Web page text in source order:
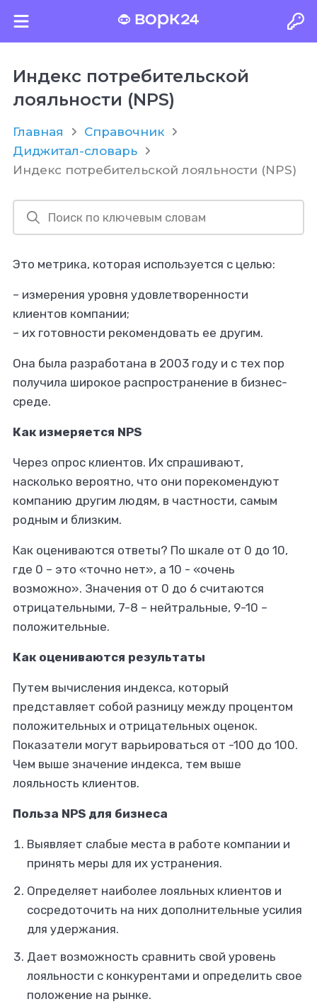
Индекс потребительской
лояльности (NPS)
Главная
Справочник
Диджитал-словарь
Индекс потребительской лояльности (NPS)
Это метрика, которая используется с целью:
– измерения уровня удовлетворенности
клиентов компании;
– их готовности рекомендовать ее другим.
Она была разработана в 2003 году и с тех пор
получила широкое распространение в бизнес-
среде.
Как измеряется NPS
Через опрос клиентов. Их спрашивают,
насколько вероятно, что они порекомендуют
компанию другим людям, в частности, самым
родным и близким.
Как оцениваются ответы? По шкале от 0 до 10,
где 0 – это «точно нет», а 10 - «очень
возможно». Значения от 0 до 6 считаются
отрицательными, 7-8 – нейтральные, 9-10 –
положительные.
Как оцениваются результаты
Путем вычисления индекса, который
представляет собой разницу между процентом
положительных и отрицательных оценок.
Показатели могут варьироваться от -100 до 100.
Чем выше значение индекса, тем выше
лояльность клиентов.
Польза NPS для бизнеса
Выявляет слабые места в работе компании и
принять меры для их устранения.
Определяет наиболее лояльных клиентов и
сосредоточить на них дополнительные усилия
для удержания.
Дает возможность сравнить свой уровень
лояльности с конкурентами и определить свое
положение на рынке.